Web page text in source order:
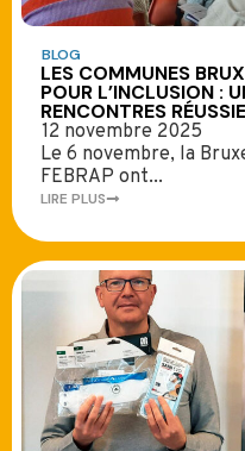
BLOG
LES COMMUNES
POUR L’INCLUSION :
RENCONTRES
12 novembre 2025
Le 6 novembre, la
FEBRAP ont...
LIRE PLUS